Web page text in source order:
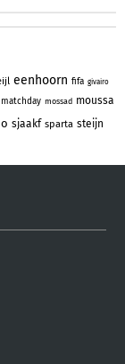
eenhoorn fifa givairo
matchday mossad moussa
sjaakf sparta steijn